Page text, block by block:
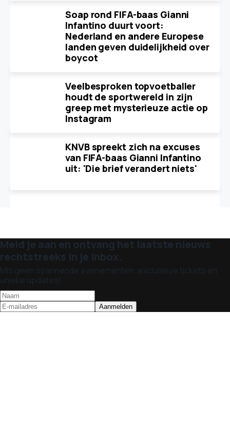
Soap rond FIFA-baas Gianni
Infantino duurt voort:
Nederland en andere Europese
landen geven duidelijkheid over
boycot
Veelbesproken topvoetballer
houdt de sportwereld in zijn
greep met mysterieuze actie op
Instagram
KNVB spreekt zich na excuses
van FIFA-baas Gianni Infantino
uit: 'Die brief verandert niets'
Meld je aan en ontvang het laatste nieuws
rechtstreeks in je inbox.
Mis geen spannende evenementen, exclusieve tickets en
unieke updates!